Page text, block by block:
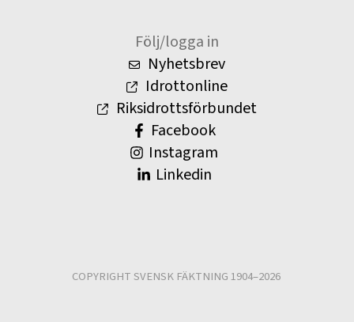
Följ/logga in
Nyhetsbrev
Idrottonline
Riksidrottsförbundet
Facebook
Instagram
Linkedin
COPYRIGHT SVENSK FÄKTNING 1904–2026